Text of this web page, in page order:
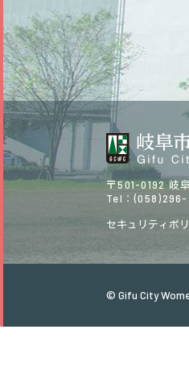
〒501-0192 岐
Tel：
セキュリティポ
© Gifu City